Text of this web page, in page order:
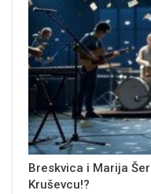
Breskvica i Marija
Kruševcu!?